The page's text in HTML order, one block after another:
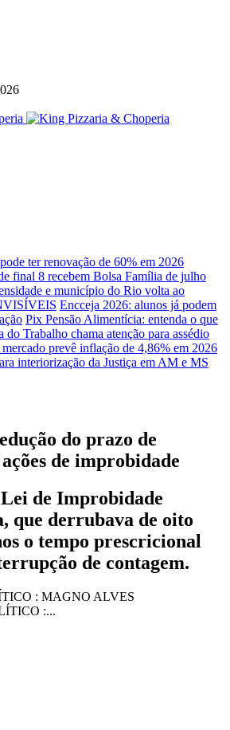
ter renovação de 60% em 2026
final 8 recebem Bolsa Família de julho
e município do Rio volta ao
Encceja 2026: alunos já podem
Pix Pensão Alimentícia: entenda o que
do Trabalho chama atenção para assédio
prevê inflação de 4,86% em 2026
interiorização da Justiça em AM e MS
do prazo de
de improbidade
de Improbidade
que derrubava de oito
o tempo prescricional
de contagem.
:...